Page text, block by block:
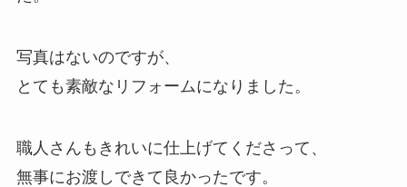
写真はないのですが、
とても素敵なリフォームになりました。
職人さんもきれいに仕上げてくださって、
無事にお渡しできて良かったです。